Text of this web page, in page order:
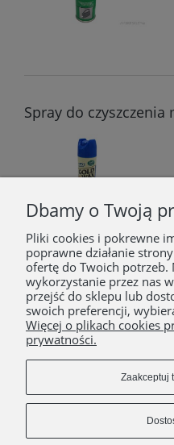
Spray do czyszczenia
«
POMOC
Dbamy o Twoją
Pliki cookies i pokrewne
poprawne działanie
ofertę do Twoich potrzeb.
wykorzystanie przez nas
przejść do sklepu lub
swoich preferencji,
Więcej o plikach cookies
prywatności.
Zaakceptuj